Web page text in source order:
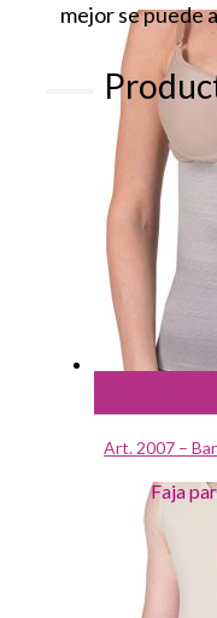
mejor se puede
Art. 2007 –
Faja